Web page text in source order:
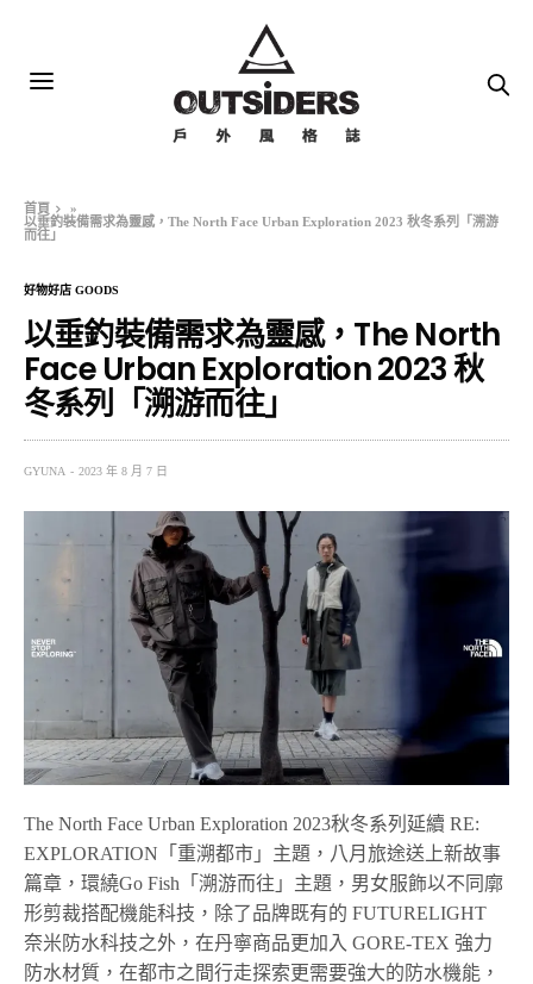
首頁
»
以垂釣裝備需求為靈感，The North Face Urban Exploration 2023 秋冬系列「溯游
而往」
好物好店 GOODS
以垂釣裝備需求為靈感，The North
Face Urban Exploration 2023 秋
冬系列「溯游而往」
GYUNA 2023 年 8 月 7 日
The North Face Urban Exploration 2023秋冬系列延續 RE:
EXPLORATION「重溯都市」主題，八月旅途送上新故事
篇章，環繞Go Fish「溯游而往」主題，男女服飾以不同廓
形剪裁搭配機能科技，除了品牌既有的 FUTURELIGHT
奈米防水科技之外，在丹寧商品更加入 GORE-TEX 強力
防水材質，在都市之間行走探索更需要強大的防水機能，